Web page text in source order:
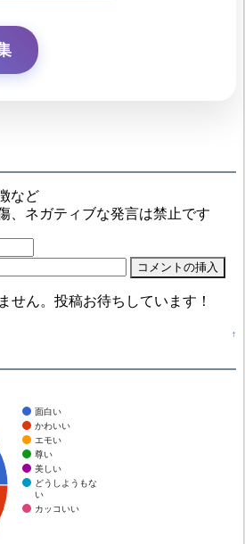
など
、ネガティブな発言は禁止です
せん。投稿お待ちしています！
↑
面白い
かわいい
エモい
尊い
美しい
どうしようもな
い
カッコいい